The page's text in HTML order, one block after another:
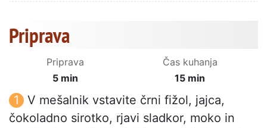
Priprava
Priprava
5 min
Čas kuhanja
15 min
V mešalnik vstavite črni fižol, jajca,
čokoladno sirotko, rjavi sladkor, moko in